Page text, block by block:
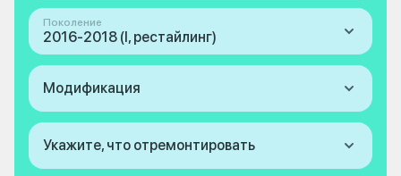
Поколение
2016-2018 (I, рестайлинг)
Модификация
Укажите, что отремонтировать